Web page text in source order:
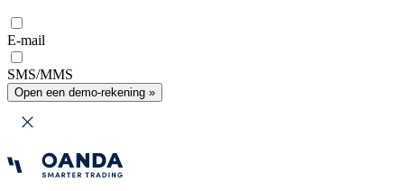
E-mail
SMS/MMS
Open een demo-rekening »